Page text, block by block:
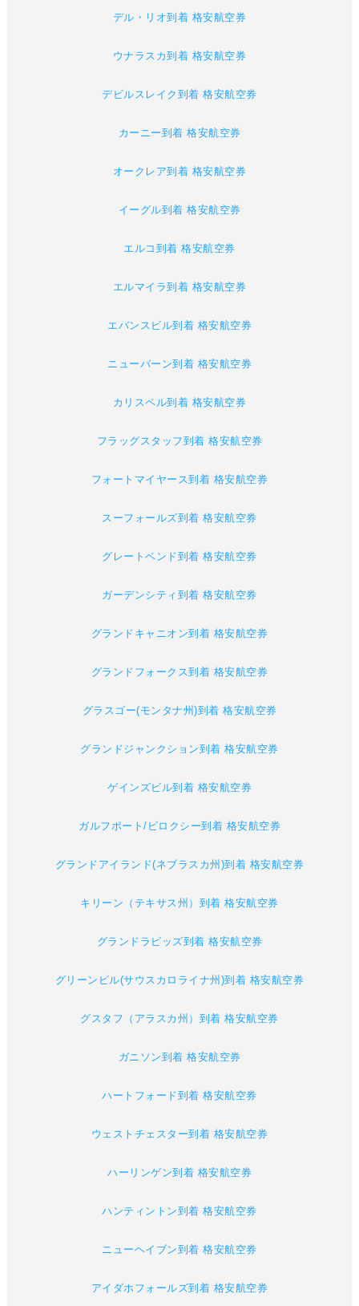
デル・リオ到着 格安航空券
ウナラスカ到着 格安航空券
デビルスレイク到着 格安航空券
カーニー到着 格安航空券
オークレア到着 格安航空券
イーグル到着 格安航空券
エルコ到着 格安航空券
エルマイラ到着 格安航空券
エバンスビル到着 格安航空券
ニューバーン到着 格安航空券
カリスペル到着 格安航空券
フラッグスタッフ到着 格安航空券
フォートマイヤース到着 格安航空券
スーフォールズ到着 格安航空券
グレートベンド到着 格安航空券
ガーデンシティ到着 格安航空券
グランドキャニオン到着 格安航空券
グランドフォークス到着 格安航空券
グラスゴー(モンタナ州)到着 格安航空券
グランドジャンクション到着 格安航空券
ゲインズビル到着 格安航空券
ガルフポート/ビロクシー到着 格安航空券
グランドアイランド(ネブラスカ州)到着 格安航空券
キリーン（テキサス州）到着 格安航空券
グランドラピッズ到着 格安航空券
グリーンビル(サウスカロライナ州)到着 格安航空券
グスタフ（アラスカ州）到着 格安航空券
ガニソン到着 格安航空券
ハートフォード到着 格安航空券
ウェストチェスター到着 格安航空券
ハーリンゲン到着 格安航空券
ハンティントン到着 格安航空券
ニューヘイブン到着 格安航空券
アイダホフォールズ到着 格安航空券